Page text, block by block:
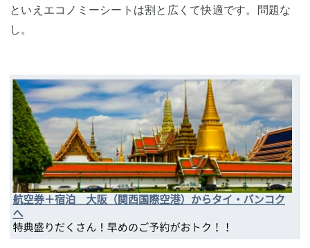
といえエコノミーシートは割と広くて快適です。問題な
し。